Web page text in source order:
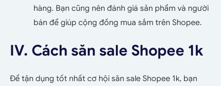
hàng. Bạn cũng nên đánh giá sản phẩm và người
bán để giúp cộng đồng mua sắm trên Shopee.
IV. Cách săn sale Shopee 1k
Để tận dụng tốt nhất cơ hội săn sale Shopee 1k, bạn